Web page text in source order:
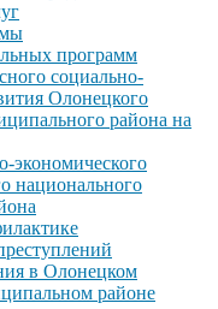
программ
социально-
Олонецкого
района на
экономического
национального
в Олонецком
районе